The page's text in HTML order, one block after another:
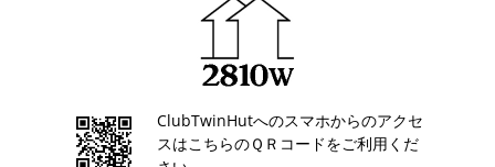
ClubTwinHutへのスマホからのアクセ
スはこちらのＱＲコードをご利用くだ